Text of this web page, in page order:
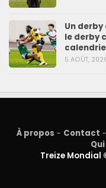
Un derby
le derby
5 AOÛT,
À propos - Contact -
Treize Mondial